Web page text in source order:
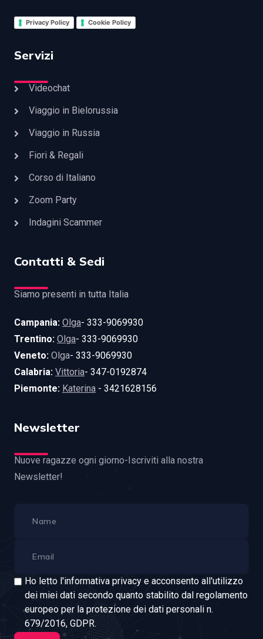
Privacy Policy Cookie Policy
Servizi
Videochat
Viaggio in Bielorussia
Viaggio in Russia
Fiori & Regali
Corso di Italiano
Zoom Party
Indagini Scammer
Contatti & Sedi
Siamo presenti in tutta Italia
Campania: Olga- 333-9069930
Trentino: Olga- 333-9069930
Veneto: Olga- 333-9069930
Calabria: Vittoria- 347-0192874
Piemonte: Katerina - 3421628156
Newsletter
Nuove ragazze ogni giorno-Iscriviti alla nostra
Newsletter!
Ho letto l'informativa privacy e acconsento all'utilizzo
dei miei dati secondo quanto stabilito dal regolamento
europeo per la protezione dei dati personali n.
679/2016, GDPR.